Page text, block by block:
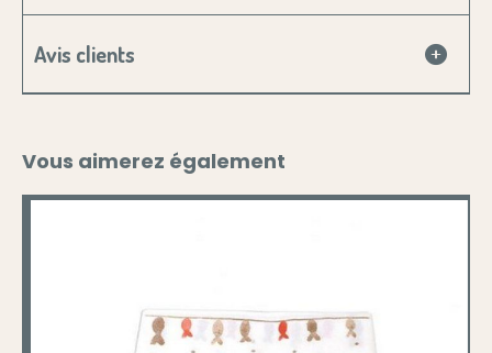
Avis clients
Vous aimerez également